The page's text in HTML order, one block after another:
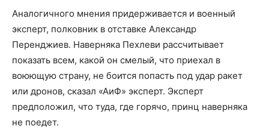
Аналогичного мнения придерживается и военный
эксперт, полковник в отставке Александр
Перенджиев. Наверняка Пехлеви рассчитывает
показать всем, какой он смелый, что приехал в
воюющую страну, не боится попасть под удар ракет
или дронов, сказал «АиФ» эксперт. Эксперт
предположил, что туда, где горячо, принц наверняка
не поедет.